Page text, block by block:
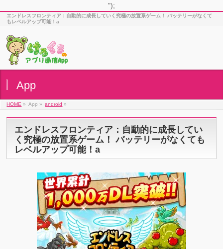
");
エンドレスフロンティア：自動的に成長していく究極の放置系ゲーム！ バッテリーがなくて
もレベルアップ可能！a
App
HOME » App » android »
エンドレスフロンティア：自動的に成長してい
く究極の放置系ゲーム！ バッテリーがなくても
レベルアップ可能！a